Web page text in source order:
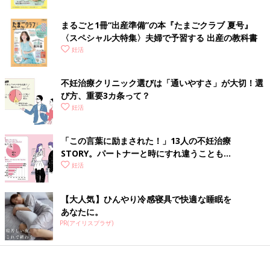
まるごと1冊“出産準備”の本『たまごクラブ 夏号』
〈スペシャル大特集〉夫婦で予習する 出産の教科書
妊活
不妊治療クリニック選びは「通いやすさ」が大切！選
び方、重要3カ条って？
妊活
「この言葉に励まされた！」13人の不妊治療
STORY。パートナーと時にすれ違うことも…
妊活
【大人気】ひんやり冷感寝具で快適な睡眠を
あなたに。
PR(アイリスプラザ)